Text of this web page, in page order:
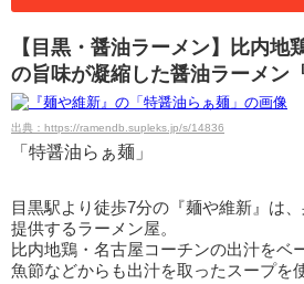
【目黒・醤油ラーメン】比内地
の旨味が凝縮した醤油ラーメン
出典：https://ramendb.supleks.jp/s/14836
「特醤油らぁ麺」
目黒駅より徒歩7分の『麺や維新』は
提供するラーメン屋。
比内地鶏・名古屋コーチンの出汁をベ
魚節などからも出汁を取ったスープを